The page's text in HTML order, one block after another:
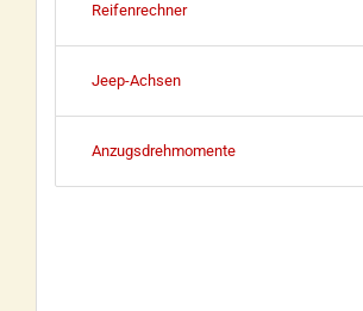
Reifenrechner
Jeep-Achsen
Anzugsdrehmomente